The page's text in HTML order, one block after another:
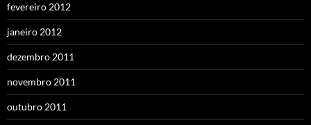
fevereiro 2012
janeiro 2012
dezembro 2011
novembro 2011
outubro 2011